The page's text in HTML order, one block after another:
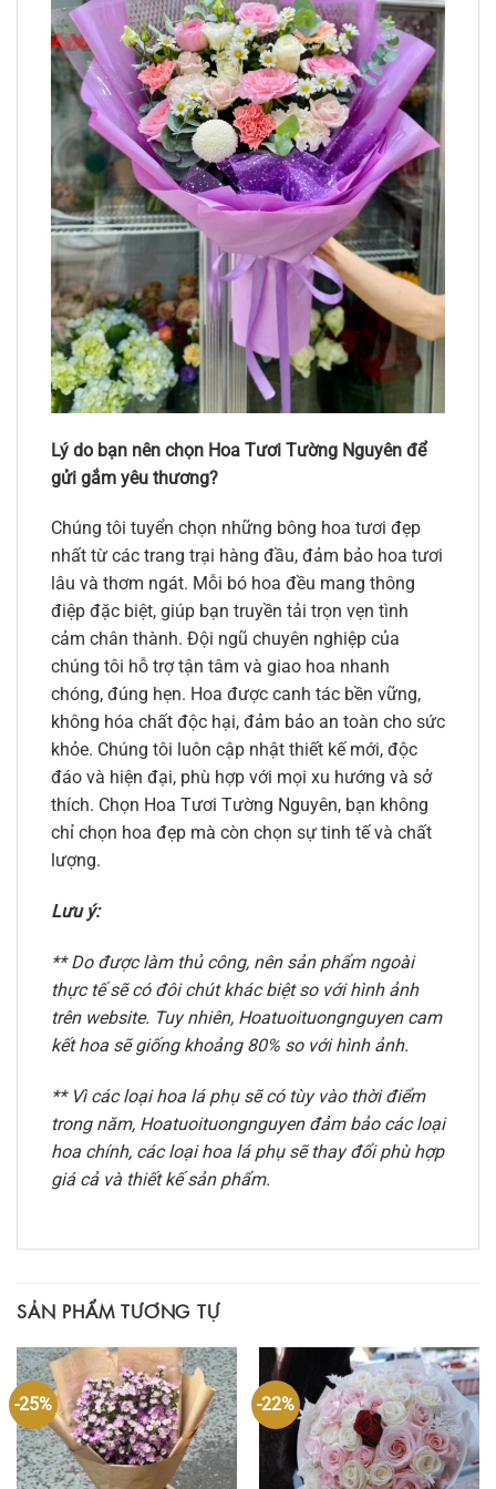
Lý do bạn nên chọn Hoa Tươi Tường Nguyên để
gửi gắm yêu thương?
Chúng tôi tuyển chọn những bông hoa tươi đẹp
nhất từ các trang trại hàng đầu, đảm bảo hoa tươi
lâu và thơm ngát. Mỗi bó hoa đều mang thông
điệp đặc biệt, giúp bạn truyền tải trọn vẹn tình
cảm chân thành. Đội ngũ chuyên nghiệp của
chúng tôi hỗ trợ tận tâm và giao hoa nhanh
chóng, đúng hẹn. Hoa được canh tác bền vững,
không hóa chất độc hại, đảm bảo an toàn cho sức
khỏe. Chúng tôi luôn cập nhật thiết kế mới, độc
đáo và hiện đại, phù hợp với mọi xu hướng và sở
thích. Chọn Hoa Tươi Tường Nguyên, bạn không
chỉ chọn hoa đẹp mà còn chọn sự tinh tế và chất
lượng.
Lưu ý:
** Do được làm thủ công, nên sản phẩm ngoài
thực tế sẽ có đôi chút khác biệt so với hình ảnh
trên website. Tuy nhiên, Hoatuoituongnguyen cam
kết hoa sẽ giống khoảng 80% so với hình ảnh.
** Vì các loại hoa lá phụ sẽ có tùy vào thời điểm
trong năm, Hoatuoituongnguyen đảm bảo các loại
hoa chính, các loại hoa lá phụ sẽ thay đổi phù hợp
giá cả và thiết kế sản phẩm.
SẢN PHẨM TƯƠNG TỰ
-25% -22%